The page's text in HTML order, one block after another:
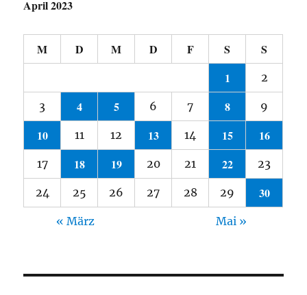
April 2023
M D M D F S
S
1
2
3 4 5 6 7 8 9
10 11 12 13 14 15 16
17 18 19 20 21 22 23
24 25 26 27 28 29 30
« März Mai »